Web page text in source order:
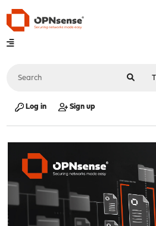
Log in Sign up